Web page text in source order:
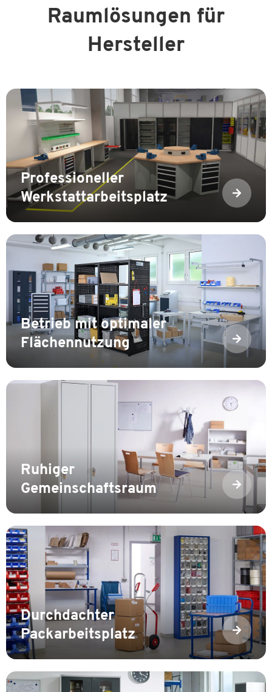
Raumlösungen für
Hersteller
Professioneller
Werkstattarbeitsplatz
Betrieb mit optimaler
Flächennutzung
Ruhiger
Gemeinschaftsraum
Durchdachter
Packarbeitsplatz